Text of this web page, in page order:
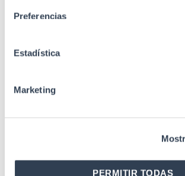
Preferencias
Estadística
Marketing
PERMITIR TODAS
Cable y acometida de Fibra
PIGTAIL FO SM 9/125 INT/
120MT G657-A2 DBL CB